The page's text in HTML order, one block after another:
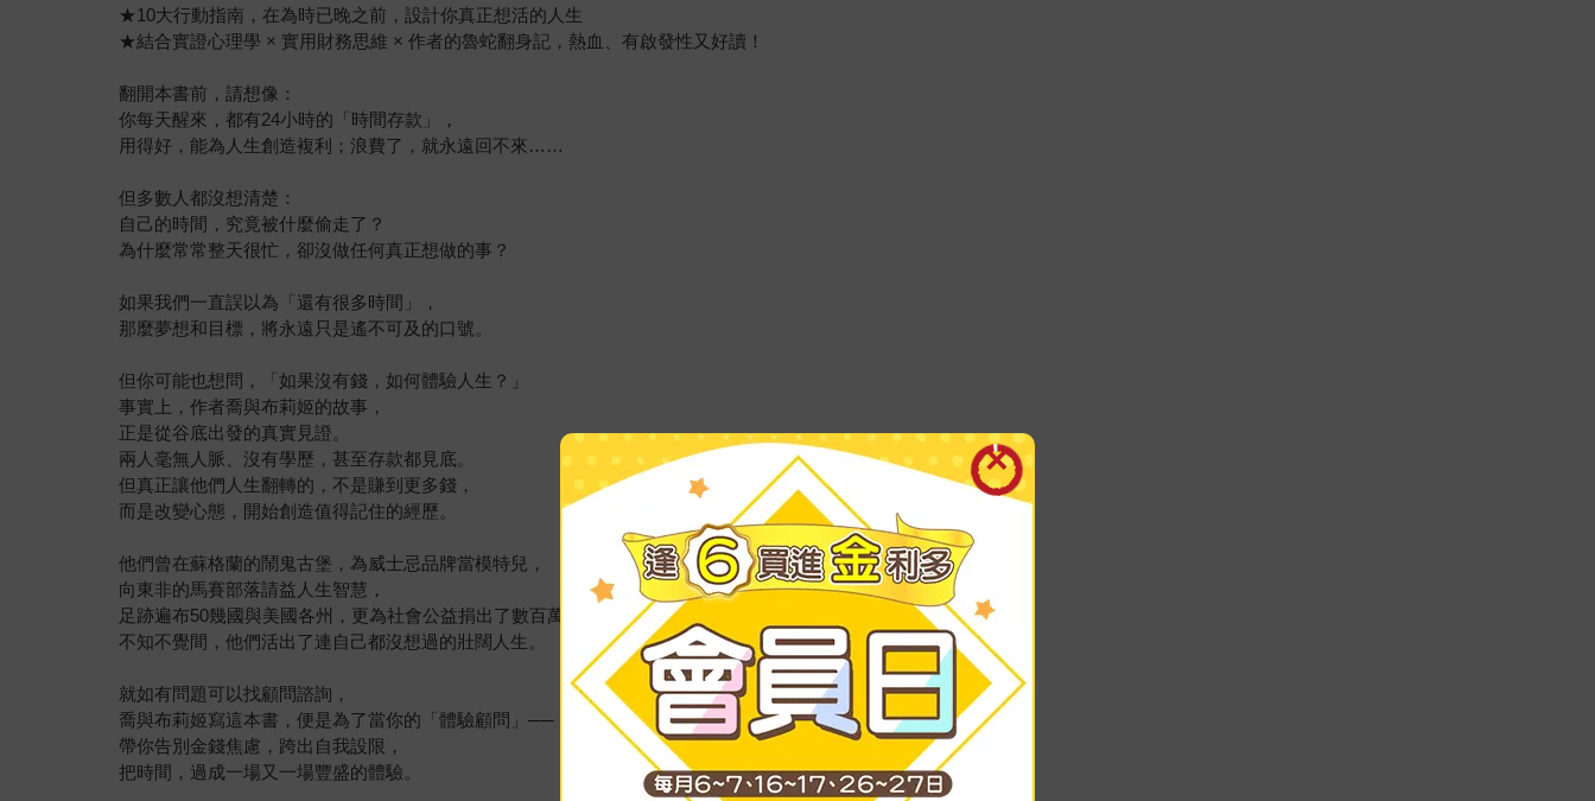
★10大行動指南，在為時已晚之前，設計你真正想活的人生
★結合實證心理學 × 實用財務思維 × 作者的魯蛇翻身記，熱血、有啟發性又好讀！
翻開本書前，請想像：
你每天醒來，都有24小時的「時間存款」，
用得好，能為人生創造複利；浪費了，就永遠回不來……
但多數人都沒想清楚：
自己的時間，究竟被什麼偷走了？
為什麼常常整天很忙，卻沒做任何真正想做的事？
如果我們一直誤以為「還有很多時間」，
那麼夢想和目標，將永遠只是遙不可及的口號。
但你可能也想問，「如果沒有錢，如何體驗人生？」
事實上，作者喬與布莉姬的故事，
正是從谷底出發的真實見證。
兩人毫無人脈、沒有學歷，甚至存款都見底。
但真正讓他們人生翻轉的，不是賺到更多錢，
而是改變心態，開始創造值得記住的經歷。
他們曾在蘇格蘭的鬧鬼古堡，為威士忌品牌當模特兒，
向東非的馬賽部落請益人生智慧，
足跡遍布50幾國與美國各州，更為社會公益捐出了數百萬美元……
不知不覺間，他們活出了連自己都沒想過的壯闊人生。
就如有問題可以找顧問諮詢，
喬與布莉姬寫這本書，便是為了當你的「體驗顧問」──
帶你告別金錢焦慮，跨出自我設限，
把時間，過成一場又一場豐盛的體驗。